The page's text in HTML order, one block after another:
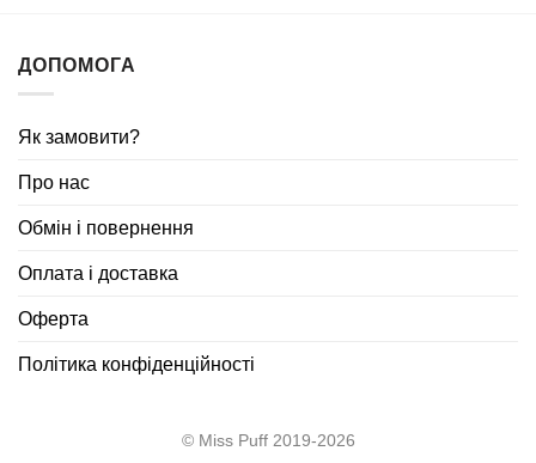
ДОПОМОГА
Як замовити?
Про нас
Обмін і повернення
Оплата і доставка
Оферта
Політика конфіденційності
© Miss Puff 2019-2026